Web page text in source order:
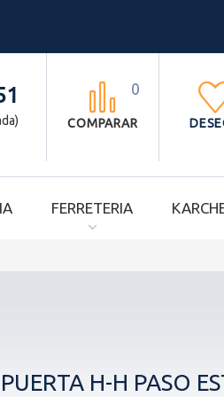

COMPARAR
0
FERRETERIA
H-H PASO